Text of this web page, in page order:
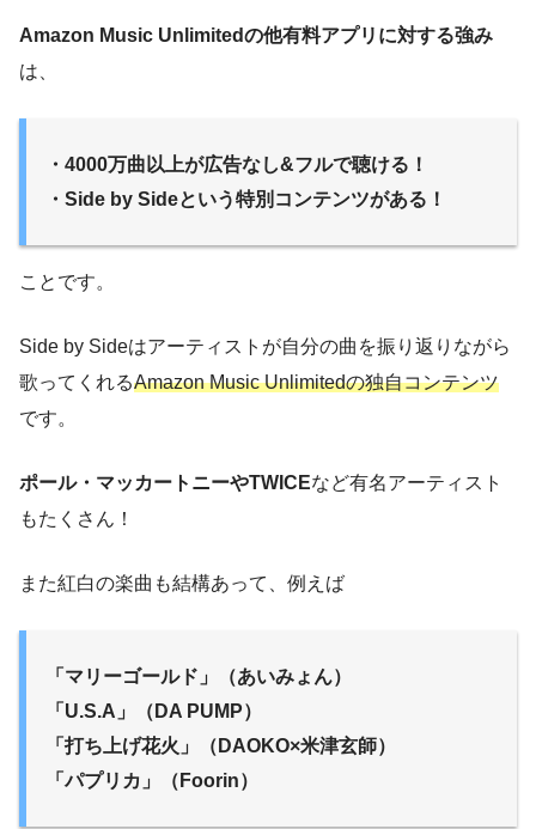
Amazon Music Unlimitedの他有料アプリに対する強み
は、
・4000万曲以上が広告なし&フルで聴ける！
・Side by Sideという特別コンテンツがある！
ことです。
Side by Sideはアーティストが自分の曲を振り返りながら
歌ってくれるAmazon Music Unlimitedの独自コンテンツ
です。
ポール・マッカートニーやTWICEなど有名アーティスト
もたくさん！
また紅白の楽曲も結構あって、例えば
「マリーゴールド」（あいみょん）
「U.S.A」（DA PUMP）
「打ち上げ花火」（DAOKO×米津玄師）
「パプリカ」（Foorin）